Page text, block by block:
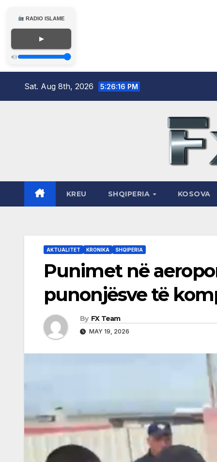
RADIO ISLAME
▶
Sat. Aug 8th, 2026 5:26:17 PM
KREU SHQIPERIA KOSOVA
AKTUALITET KRONIKA SHQIPERIA
Punimet në
punonjësve të
By FX Team
MAY 19, 2026